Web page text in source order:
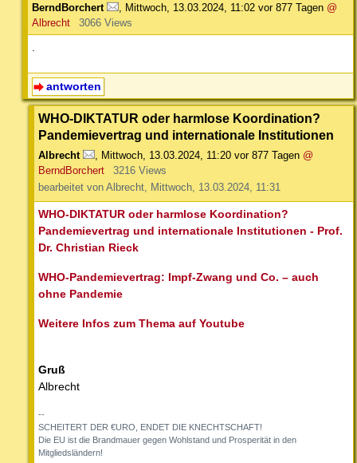
BerndBorchert Mittwoch, 13.03.2024, 11:02 vor 877 Tagen @
Albrecht
3066 Views
antworten
WHO-DIKTATUR oder harmlose Koordination?
Pandemievertrag und internationale Institutionen
Albrecht Mittwoch, 13.03.2024, 11:20 vor 877 Tagen @
BerndBorchert
3216 Views
bearbeitet von Albrecht, Mittwoch, 13.03.2024, 11:31
WHO-DIKTATUR oder harmlose Koordination?
Pandemievertrag und internationale Institutionen - Prof.
Dr. Christian Rieck
WHO-Pandemievertrag: Impf-Zwang und Co. – auch
ohne Pandemie
Weitere Infos zum Thema auf Youtube
Gruß
Albrecht
--
SCHEITERT DER €URO, ENDET DIE KNECHTSCHAFT!
Die EU ist die Brandmauer gegen Wohlstand und Prosperität in den
Mitgliedsländern!